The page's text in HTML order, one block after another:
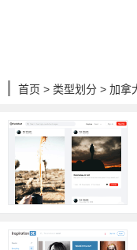
首页 > 类型划分 > 加拿